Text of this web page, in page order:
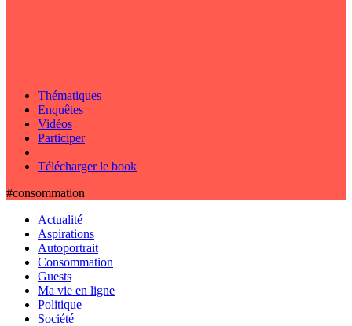
Thématiques
Enquêtes
Vidéos
Participer
Télécharger le book
#consommation
Actualité
Aspirations
Autoportrait
Consommation
Guests
Ma vie en ligne
Politique
Société